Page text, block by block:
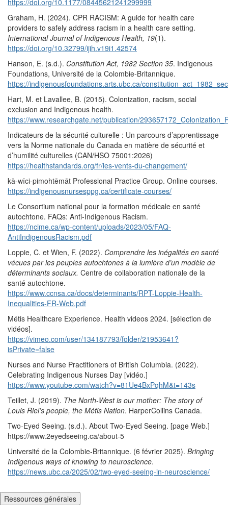
https://doi.org/10.1177/08445621241299999
Graham, H. (2024). CPR RACISM: A guide for health care
providers to safely address racism in a health care setting.
International Journal of Indigenous Health, 19(1).
https://doi.org/10.32799/ijih.v19i1.42574
Hanson, E. (s.d.). Constitution Act, 1982 Section 35. Indigenous
Foundations, Université de la Colombie-Britannique.
https://indigenousfoundations.arts.ubc.ca/
Hart, M. et Lavallee, B. (2015). Colonization, racism, social
exclusion and Indigenous health.
https://www.researchgate.net/publication/
Indicateurs de la sécurité culturelle : Un parcours d’apprentissage
vers la Norme nationale du Canada en matière de sécurité et
d’humilité culturelles (CAN/HSO 75001:2026)
https://healthstandards.org/fr/les-vents-du-changement/
kā-wīci-pimohtēmāt Professional Practice Group. Online courses.
https://indigenousnursesppg.ca/certificate-courses/
Le Consortium national pour la formation médicale en santé
autochtone. FAQs: Anti-Indigenous Racism.
https://ncime.ca/wp-content/uploads/2023/05/FAQ-
AntiIndigenousRacism.pdf
Loppie, C. et Wien, F. (2022). Comprendre les inégalités en santé
vécues par les peuples autochtones à la lumière d’un modèle de
déterminants sociaux. Centre de collaboration nationale de la
santé autochtone.
https://www.ccnsa.ca/docs/determinants/RPT-Loppie-Health-
Inequalities-FR-Web.pdf
Métis Healthcare Experience. Health videos 2024. [sélection de
vidéos].
https://vimeo.com/user/134187793/folder/21953641?
isPrivate=false
Nurses and Nurse Practitioners of British Columbia. (2022).
Celebrating Indigenous Nurses Day [vidéo.]
https://www.youtube.com/watch?v=81Ue4BxPqhM&t=143s
Teillet, J. (2019). The North-West is our mother: The story of
Louis Riel’s people, the Métis Nation. HarperCollins Canada.
Two-Eyed Seeing. (s.d.). About Two-Eyed Seeing. [page Web.]
https://www.2eyedseeing.ca/about-5
Université de la Colombie-Britannique. (6 février 2025). Bringing
Indigenous ways of knowing to neuroscience.
https://news.ubc.ca/2025/02/two-eyed-seeing-in-neuroscience/
Ressources générales